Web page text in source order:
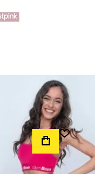
Додати до Списку Бажань